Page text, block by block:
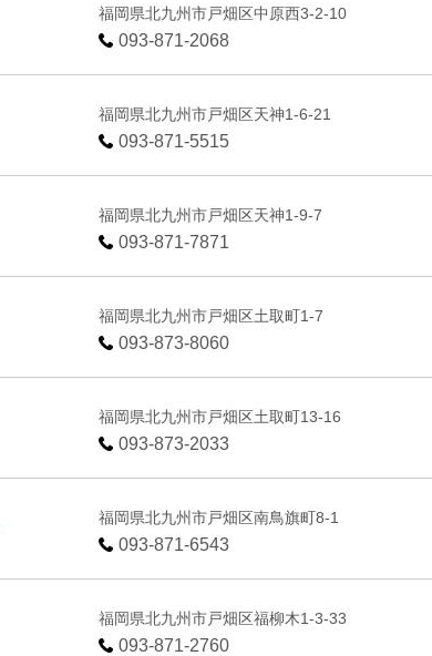
福岡県北九州市戸畑区中原西3-2-10
093-871-2068
福岡県北九州市戸畑区天神1-6-21
093-871-5515
福岡県北九州市戸畑区天神1-9-7
093-871-7871
福岡県北九州市戸畑区土取町1-7
093-873-8060
福岡県北九州市戸畑区土取町13-16
093-873-2033
福岡県北九州市戸畑区南鳥旗町8-1
093-871-6543
福岡県北九州市戸畑区福柳木1-3-33
093-871-2760